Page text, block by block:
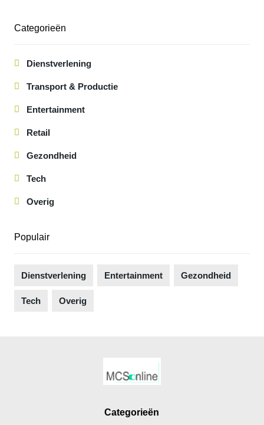
Categorieën
Dienstverlening
Transport & Productie
Entertainment
Retail
Gezondheid
Tech
Overig
Populair
Dienstverlening Entertainment Gezondheid
Tech Overig
Categorieën